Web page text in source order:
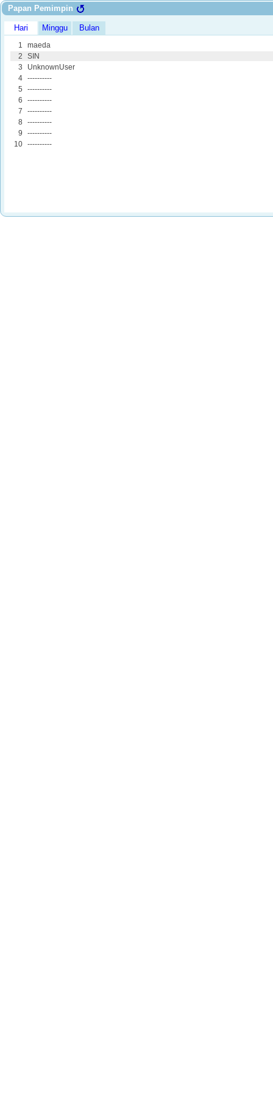
Papan Pemimpin
Hari Minggu Bulan
1
maeda
2
SIN
3
UnknownUser
4 ----------
5
----------
6
----------
7
----------
8
----------
9
----------
10 ----------